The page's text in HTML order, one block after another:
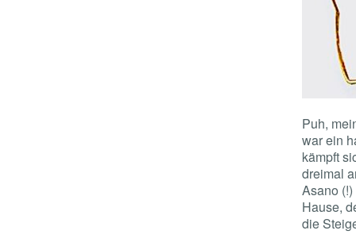
Puh,
war ein
kämpft
dreimal
Asano
Hause,
die